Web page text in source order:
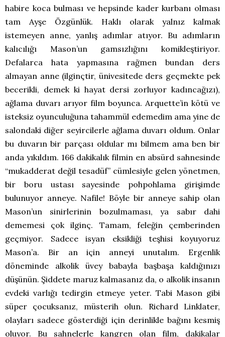
habire koca bulması ve hepsinde kader kurbanı olması
tam Ayşe Özgünlük. Haklı olarak yalnız kalmak
istemeyen anne, yanlış adımlar atıyor. Bu adımların
kalıcılığı Mason’un gamsızlığını komikleştiriyor.
Defalarca hata yapmasına rağmen bundan ders
almayan anne (ilginçtir, ünivesitede ders geçmekte pek
becerikli, demek ki hayat dersi zorluyor kadıncağızı),
ağlama duvarı arıyor film boyunca. Arquette’in kötü ve
isteksiz oyunculuğuna tahammül edemedim ama yine de
salondaki diğer seyircilerle ağlama duvarı oldum. Onlar
bu duvarın bir parçası oldular mı bilmem ama ben bir
anda yıkıldım. 166 dakikalık filmin en absürd sahnesinde
“mukadderat değil tesadüf” cümlesiyle gelen yönetmen,
bir boru ustası sayesinde pohpohlama girişimde
bulunuyor anneye. Nafile! Böyle bir anneye sahip olan
Mason’un sinirlerinin bozulmaması, ya sabır dahi
dememesi çok ilginç. Tamam, feleğin çemberinden
geçmiyor. Sadece isyan eksikliği teşhisi koyuyoruz
Mason’a. Bir an için anneyi unutalım. Ergenlik
döneminde alkolik üvey babayla başbaşa kaldığınızı
düşünün. Şiddete maruz kalmasanız da, o alkolik insanın
evdeki varlığı tedirgin etmeye yeter. Tabi Mason gibi
süper çocuksanız, müsterih olun. Richard Linklater,
olayları sadece gösterdiği için derinlikle bağını kesmiş
oluyor. Bu sahnelerle kangren olan film, dakikalar